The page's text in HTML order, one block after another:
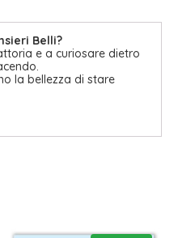
Belli?
e a curiosare dietro
la bellezza di stare